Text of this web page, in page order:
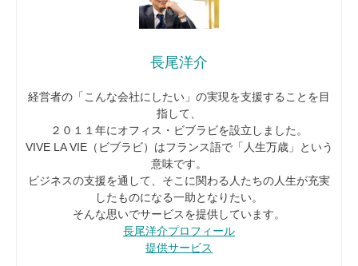
長尾洋介
経営者の「こんな会社にしたい」の実現を支援することを目
指して、
２０１１年にオフィス・ビブラビを設立しました。
VIVE LA VIE（ビブラビ）はフランス語で「人生万歳」という
意味です。
ビジネスの支援を通して、そこに関わる人たちの人生が充実
したものになる一助となりたい。
そんな思いでサービスを提供しています。
長尾洋介プロフィール
提供サービス